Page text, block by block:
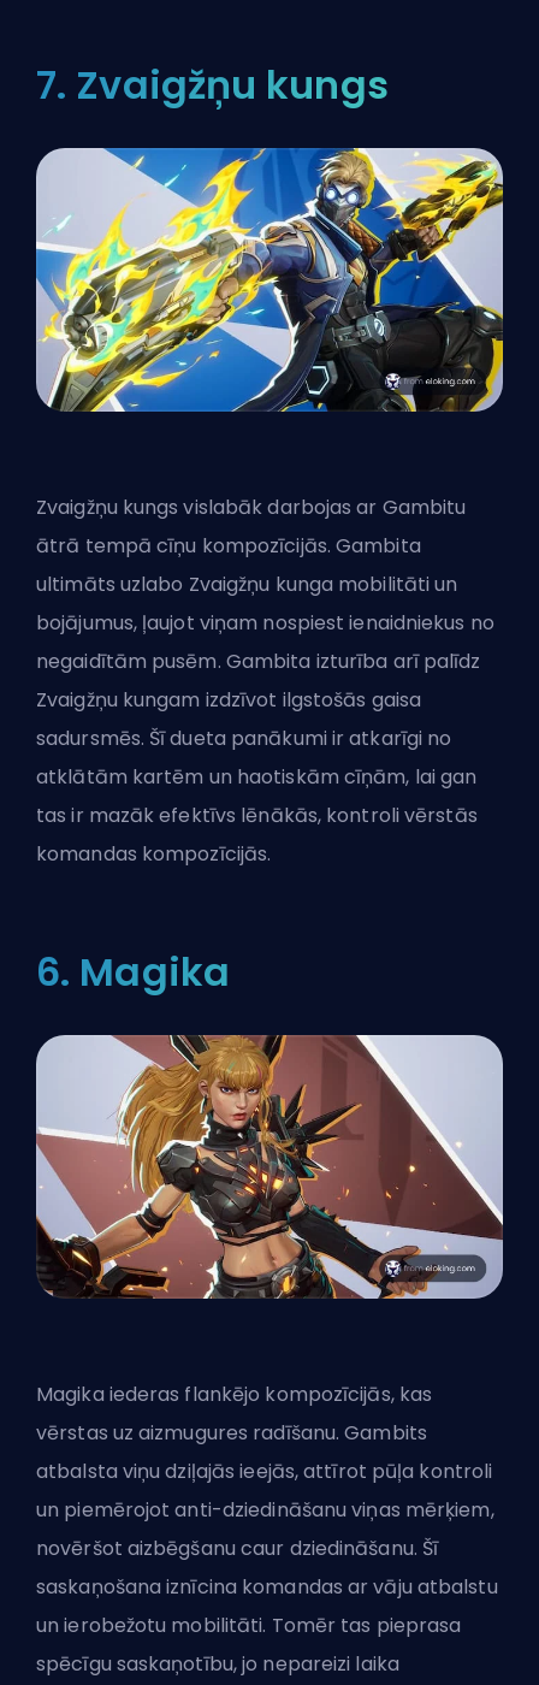
7. Zvaigžņu kungs
Zvaigžņu kungs vislabāk darbojas ar Gambitu
ātrā tempā cīņu kompozīcijās. Gambita
ultimāts uzlabo Zvaigžņu kunga mobilitāti un
bojājumus, ļaujot viņam nospiest ienaidniekus no
negaidītām pusēm. Gambita izturība arī palīdz
Zvaigžņu kungam izdzīvot ilgstošās gaisa
sadursmēs. Šī dueta panākumi ir atkarīgi no
atklātām kartēm un haotiskām cīņām, lai gan
tas ir mazāk efektīvs lēnākās, kontroli vērstās
komandas kompozīcijās.
6. Magika
Magika iederas flankējo kompozīcijās, kas
vērstas uz aizmugures radīšanu. Gambits
atbalsta viņu dziļajās ieejās, attīrot pūļa kontroli
un piemērojot anti-dziedināšanu viņas mērķiem,
novēršot aizbēgšanu caur dziedināšanu. Šī
saskaņošana iznīcina komandas ar vāju atbalstu
un ierobežotu mobilitāti. Tomēr tas pieprasa
spēcīgu saskaņotību, jo nepareizi laika